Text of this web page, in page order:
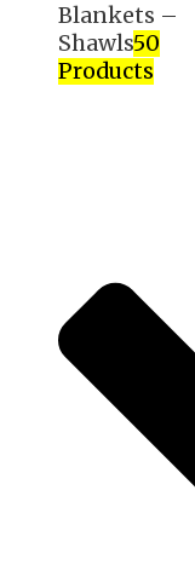
Blankets –
Shawls50
Products